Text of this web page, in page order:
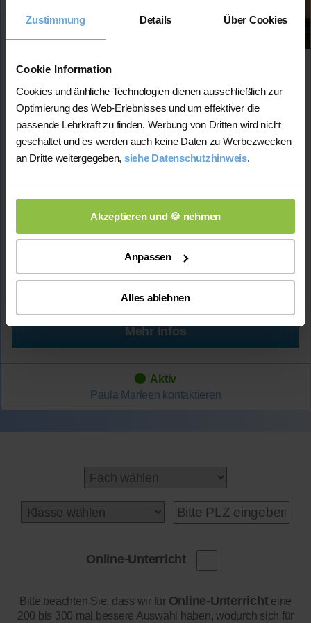
Zustimmung Details Über Cookies
Cookie Information
Cookies und änhliche Technologien dienen ausschließlich zur
Optimierung des Web-Erlebnisses und um effektiver die
passende Lehrkraft zu finden. Werbung von Dritten wird nicht
geschaltet und es werden auch keine Daten zu Werbezwecken
an Dritte weitergegeben, siehe Datenschutzhinweis.
Akzeptieren und 🍪 nehmen
Anpassen
Alles ablehnen
Fächer:
45 Min. / 20 Euro (je nach Niveau)
Im Rahmen meines Lehramtsstudiums konnte ich viele
Erfahrungen mit Schüler:innen sammeln. Ich möchte
meine Kenntnisse nun nutzen, um Schüler:innen zu
motivieren und weiter zu fördern. Lernen soll nicht nur
Studium:Lehramt für Gymnasien, Chemie und
Geschichte-Noteim Studium: 1,5
6 Monate Unterrichtserfahrung
Hat bereitserfolgreich 2 Stundenüber Nachhilfe-
Team.net unterrichtet
Mehr Infos
Aktiv
Paula Marleen kontaktieren
Online-Unterricht
Bitte beachten Sie, dass wir für Online-Unterrichteine
200 bis 300 mal bessere Auswahl haben, wodurch sich für